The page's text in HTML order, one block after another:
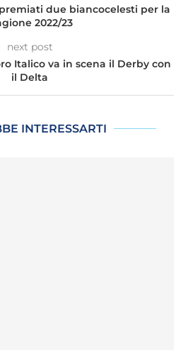
due biancocelesti per la
2022/23
next post
Italico va in scena il Derby con
il Delta
INTERESSARTI